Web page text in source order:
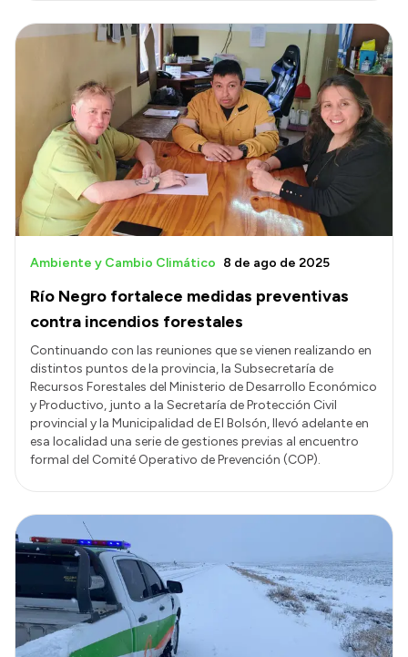
Río Negro fortalece medidas preventivas
contra incendios forestales
Ambiente y Cambio Climático 8 de ago de 2025
Continuando con las reuniones que se vienen realizando en
distintos puntos de la provincia, la Subsecretaría de
Recursos Forestales del Ministerio de Desarrollo Económico
y Productivo, junto a la Secretaría de Protección Civil
provincial y la Municipalidad de El Bolsón, llevó adelante en
esa localidad una serie de gestiones previas al encuentro
formal del Comité Operativo de Prevención (COP).